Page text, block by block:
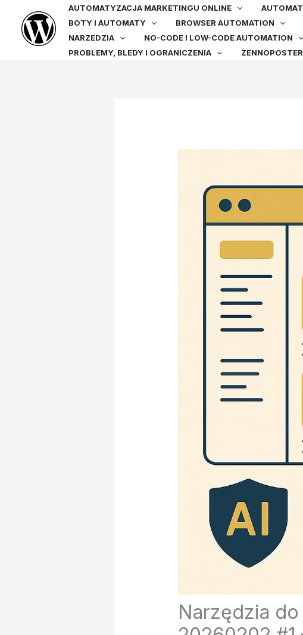
treści
AUTOMATYZACJA MARKETINGU ONLINE
BOTY I AUTOMATY
BROWSER AUTOMATION
NARZEDZIA
NO-CODE I LOW-CODE AUTOMATION
PROBLEMY, BLEDY I OGRANICZENIA
Narzędzia